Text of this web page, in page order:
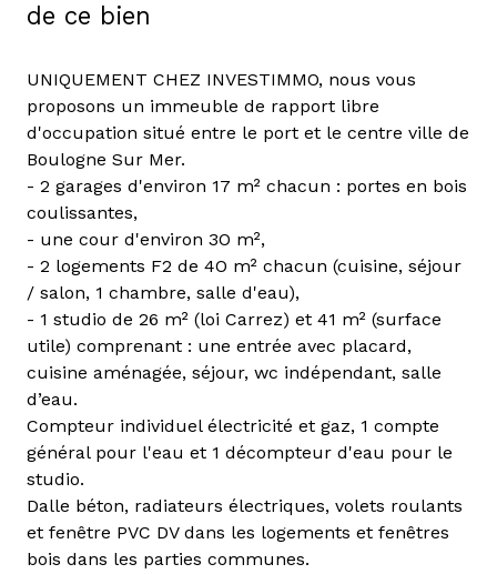
de ce bien
UNIQUEMENT CHEZ INVESTIMMO, nous vous
proposons un immeuble de rapport libre
d'occupation situé entre le port et le centre ville de
Boulogne Sur Mer.
- 2 garages d'environ 17 m² chacun : portes en bois
coulissantes,
- une cour d'environ 3O m²,
- 2 logements F2 de 4O m² chacun (cuisine, séjour
/ salon, 1 chambre, salle d'eau),
- 1 studio de 26 m² (loi Carrez) et 41 m² (surface
utile) comprenant : une entrée avec placard,
cuisine aménagée, séjour, wc indépendant, salle
d’eau.
Compteur individuel électricité et gaz, 1 compte
général pour l'eau et 1 décompteur d'eau pour le
studio.
Dalle béton, radiateurs électriques, volets roulants
et fenêtre PVC DV dans les logements et fenêtres
bois dans les parties communes.